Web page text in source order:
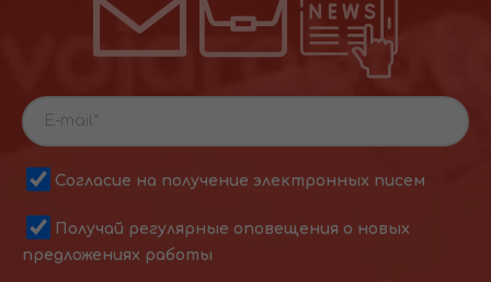
Согласие на получение электронных писем
Получай регулярные оповещения о новых
предложениях работы